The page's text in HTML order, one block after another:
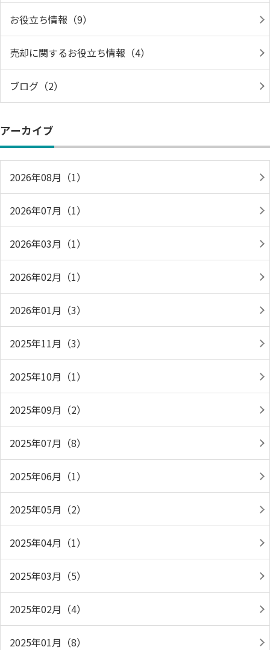
お役立ち情報（9）
売却に関するお役立ち情報（4）
ブログ（2）
アーカイブ
2026年08月（1）
2026年07月（1）
2026年03月（1）
2026年02月（1）
2026年01月（3）
2025年11月（3）
2025年10月（1）
2025年09月（2）
2025年07月（8）
2025年06月（1）
2025年05月（2）
2025年04月（1）
2025年03月（5）
2025年02月（4）
2025年01月（8）